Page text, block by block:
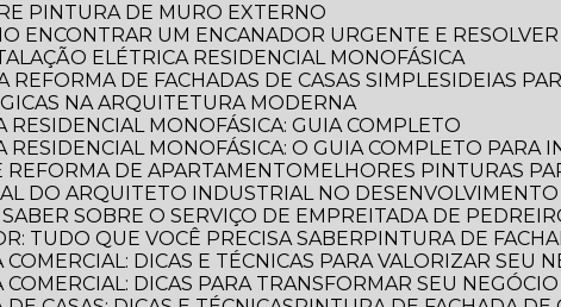
PINTURA DE MURO EXTERNO
ENCONTRAR UM ENCANADOR URGENTE E
ELÉTRICA RESIDENCIAL MONOFÁSICA
REFORMA DE FACHADAS DE CASAS SIMPLES IDEIAS
NA ARQUITETURA MODERNA
RESIDENCIAL MONOFÁSICA: GUIA COMPLETO
RESIDENCIAL MONOFÁSICA: O GUIA COMPLETO PARA
REFORMA DE APARTAMENTO
MELHORES PINTURAS
DO ARQUITETO INDUSTRIAL NO
SABER SOBRE O SERVIÇO DE EMPREITADA DE
TUDO QUE VOCÊ PRECISA SABER
PINTURA DE
COMERCIAL: DICAS E TÉCNICAS PARA VALORIZAR SEU
COMERCIAL: DICAS PARA TRANSFORMAR SEU NEGÓCIO